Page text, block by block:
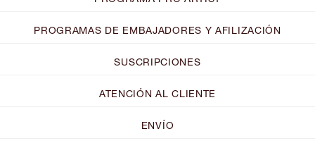
PROGRAMAS DE EMBAJADORES Y AFILIZACIÓN
SUSCRIPCIONES
ATENCIÓN AL CLIENTE
ENVÍO